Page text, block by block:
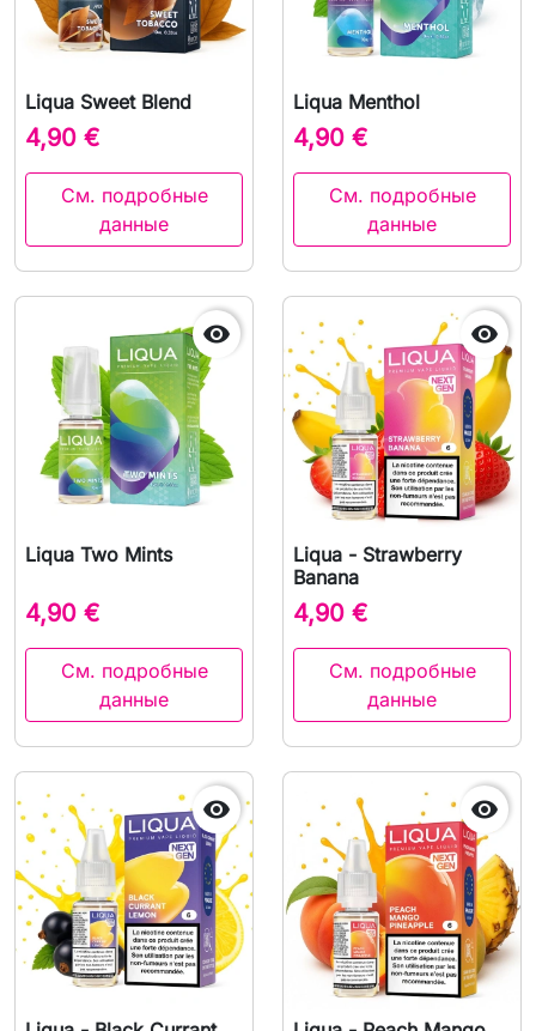
Liqua Sweet Blend
4,90 €
См. подробные
данные
Liqua Menthol
4,90 €
См. подробные
данные

Liqua Two Mints
4,90 €
См. подробные
данные

Liqua - Strawberry
Banana
4,90 €
См. подробные
данные
 